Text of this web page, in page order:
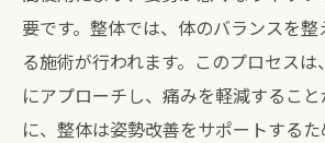
要です。整体では、体のバランスを
る施術が行われます。このプロセス
にアプローチし、痛みを軽減するこ
に、整体は姿勢改善をサポートする